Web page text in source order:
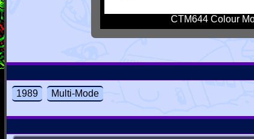
CTM644 Colour
1989 Multi-Mode